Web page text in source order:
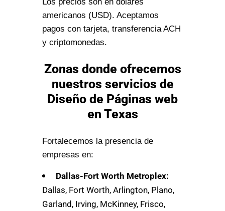
americanos (USD). Aceptamos
pagos con tarjeta, transferencia ACH
y criptomonedas.
Zonas donde ofrecemos
nuestros servicios de
Diseño de Páginas web
en Texas
Fortalecemos la presencia de
empresas en:
Dallas-Fort Worth Metroplex:
Dallas, Fort Worth, Arlington, Plano,
Garland, Irving, McKinney, Frisco,